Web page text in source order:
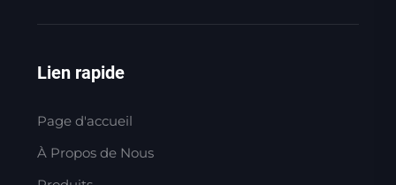
Lien rapide
Page d'accueil
À Propos de Nous